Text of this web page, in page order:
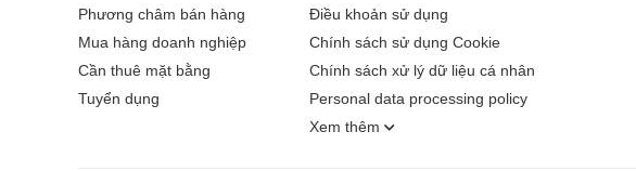
thiện độ chi tiết, độ nét và độ tương phản của từng khung hình.
Phương châm bán hàng
Mua hàng doanh nghiệp
Cần thuê mặt bằng
Tuyển dụng
Điều khoản sử dụng
Chính sách sử dụng Cookie
Chính sách xử lý dữ liệu cá nhân
Personal data processing policy
Xem thêm